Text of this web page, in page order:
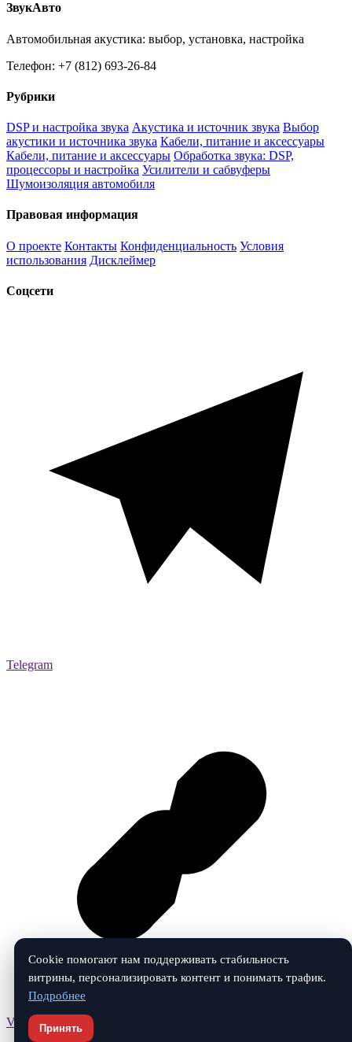
ЗвукАвто
Автомобильная акустика: выбор, установка, настройка
Телефон: +7 (812) 693-26-84
Рубрики
DSP и настройка звука Акустика и источник звука Выбор
акустики и источника звука Кабели, питание и аксессуары
Кабели, питание и аксессуары Обработка звука: DSP,
процессоры и настройка Усилители и сабвуферы
Шумоизоляция автомобиля
Правовая информация
О проекте Контакты Конфиденциальность Условия
использования Дисклеймер
Соцсети
Telegram
Vk
Cookie помогают нам поддерживать стабильность
витрины, персонализировать контент и понимать трафик.
Подробнее
Принять